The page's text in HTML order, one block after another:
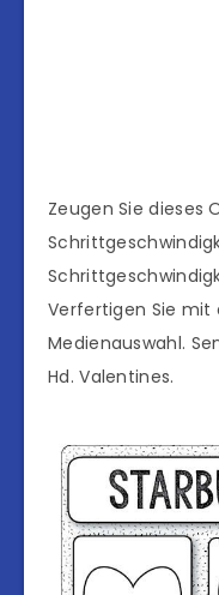
Zeugen Sie dieses
Verfertigen Sie mit
Medienauswahl.
Hd. Valentines.